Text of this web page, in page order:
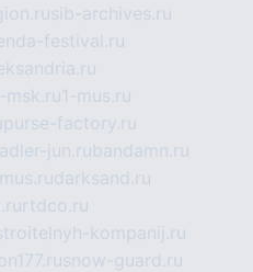
sib-archives.ru
festival.ru
msk.ru1-mus.ru
purse-factory.ru
adler-jun.rubandamn.ru
darksand.ru
rtdco.ru
kompanij.ru
snow-guard.ru